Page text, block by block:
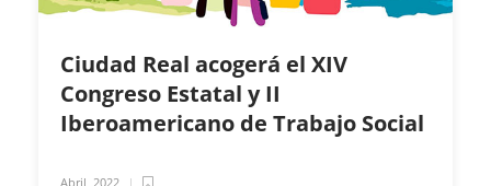
Ciudad Real acogerá el XIV
Congreso Estatal y II
Iberoamericano de Trabajo Social
Abril, 2022